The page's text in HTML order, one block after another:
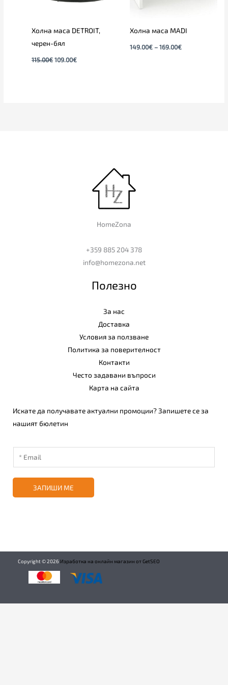
Холна маса DETROIT,
черен-бял
115.00€ 109.00€
Холна маса MADI
149.00€ – 169.00€
HomeZona
+359 885 204 378
info@homezona.net
Полезно
За нас
Доставка
Условия за ползване
Политика за поверителност
Контакти
Често задавани въпроси
Карта на сайта
Искате да получавате актуални промоции? Запишете се за
нашият бюлетин
ЗАПИШИ МЕ
Copyright ©2026 Изработка на онлайн магазин от GetSEO